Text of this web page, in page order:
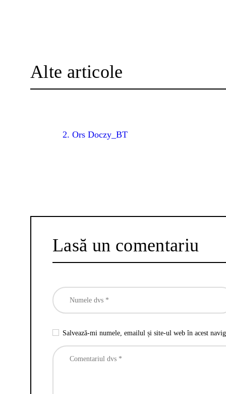
Alte articole
2. Ors Doczy_BT
Lasă un comentariu
Salvează-mi numele, emailul și site-ul web în acest